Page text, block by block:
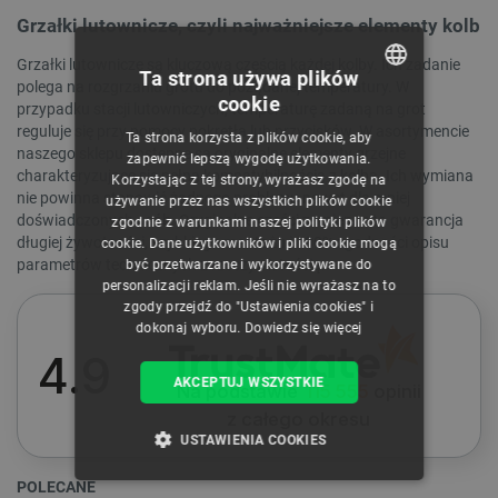
WYCZYŚĆ
Cena
98zł
4.9 Na podstawie 115 555
POLECANE
Grzałki lutownicze, czyli najważniejsze elementy kolb
Grzałki lutownicze są kluczową częścią każdej kolby. Ich zadanie
polega na rozgrzaniu grotu do pożądanej temperatury. W
przypadku stacji lutowniczych, temperaturę zadaną na grot
reguluje się przy pomocy pokrętła lub przycisków. W asortymencie
naszego sklepu dostępne są oryginalne elementy grzejne
charakteryzujące się pełną kompatybilnością z kolbą. Ich wymiana
nie powinna stanowić żadnego problemu nawet dla mniej
doświadczonych osób. Oryginalne części zamienne to gwarancja
długiej żywotności, szybkiego montażu i 100% zgodności opisu
parametrów technicznych z rzeczywistością.
CZECH
ENGLISH
GERMAN
Ta strona używa plików
cookie
Ta strona korzysta z plików cookie, aby
zapewnić lepszą wygodę użytkowania.
Korzystając z tej strony, wyrażasz zgodę na
używanie przez nas wszystkich plików cookie
zgodnie z warunkami naszej polityki plików
cookie. Dane użytkowników i pliki cookie mogą
być przetwarzane i wykorzystywane do
personalizacji reklam. Jeśli nie wyrażasz na to
zgody przejdź do "Ustawienia cookies" i
dokonaj wyboru. Dowiedz się więcej
AKCEPTUJ WSZYSTKIE
USTAWIENIA COOKIES